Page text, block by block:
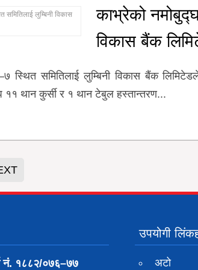
काभ्रेको
विकास बैंक
स्थित समितिलाई लुम्बिनी विकास बैंक
११ थान कुर्सी र १ थान टेबुल हस्तान्तरण...
नं. १८८२/०७६–७७
उपयोगी
अटो